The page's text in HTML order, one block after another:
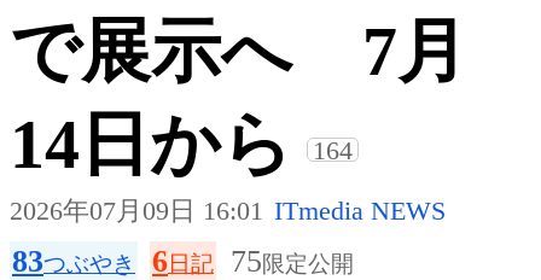
で展示へ 7月
14日から
164
2026年07月09日 16:01 ITmedia NEWS
83つぶやき 6日記 75限定公開